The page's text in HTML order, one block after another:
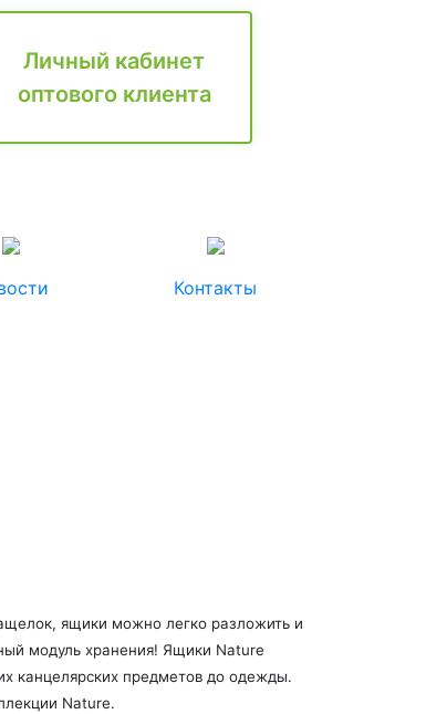
Личный кабинет
оптового клиента
Контакты
ящики можно легко разложить и
модуль хранения! Ящики Nature
канцелярских предметов до одежды.
Nature.